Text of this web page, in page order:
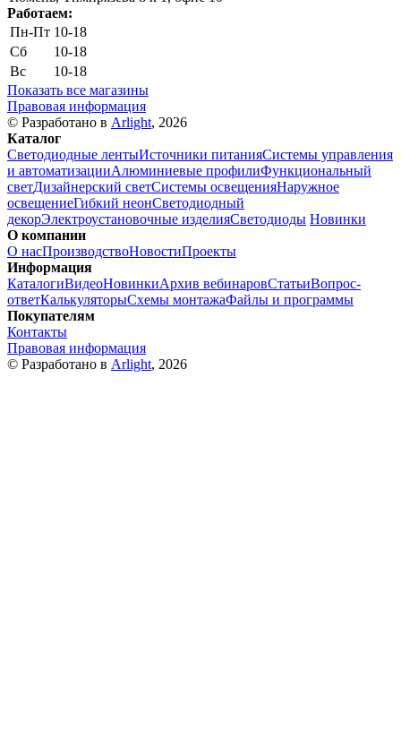
Работаем:
Пн-Пт 10-18
Сб
10-18
Вс
10-18
Показать все магазины
Правовая информация
© Разработано в Arlight, 2026
Каталог
Светодиодные лентыИсточники питанияСистемы управления
и автоматизацииАлюминиевые профилиФункциональный
светДизайнерский светСистемы освещенияНаружное
освещениеГибкий неонСветодиодный
декорЭлектроустановочные изделияСветодиоды Новинки
О компании
О насПроизводствоНовостиПроекты
Информация
КаталогиВидеоНовинкиАрхив вебинаровСтатьиВопрос-
ответКалькуляторыСхемы монтажаФайлы и программы
Покупателям
Контакты
Правовая информация
© Разработано в Arlight, 2026